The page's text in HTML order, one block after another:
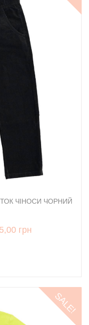
ЧІНОСИ ЧОРНИЙ
грн
SALE!